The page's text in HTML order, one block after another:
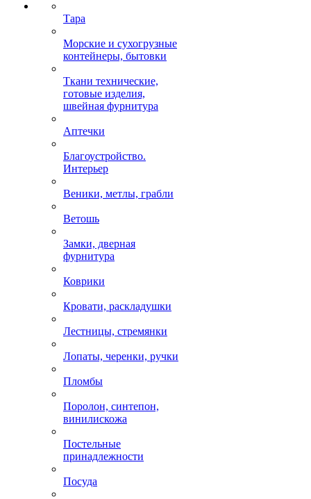
Тара
Морские и сухогрузные
контейнеры, бытовки
Ткани технические,
готовые изделия,
швейная фурнитура
Аптечки
Благоустройство.
Интерьер
Веники, метлы, грабли
Ветошь
Замки, дверная
фурнитура
Коврики
Кровати, раскладушки
Лестницы, стремянки
Лопаты, черенки, ручки
Пломбы
Поролон, синтепон,
винилискожа
Постельные
принадлежности
Посуда